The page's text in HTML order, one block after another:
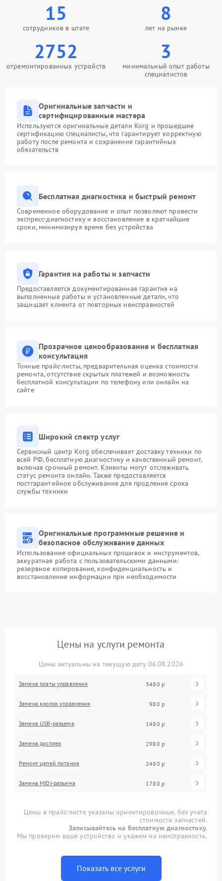
15
сотрудников в штате
8
лет на рынке
2752
отремонтированных устройств
3
минимальный опыт работы
специалистов
Оригинальные запчасти и
сертифицированные мастера
Используются оригинальные детали Korg и прошедшие
сертификацию специалисты, что гарантирует корректную
работу после ремонта и сохранение гарантийных
обязательств
Бесплатная диагностика и быстрый ремонт
Современное оборудование и опыт позволяют провести
экспресс-диагностику и восстановление в кратчайшие
сроки, минимизируя время без устройства
Гарантия на работы и запчасти
Предоставляется документированная гарантия на
выполненные работы и установленные детали, что
защищает клиента от повторных неисправностей
Прозрачное ценообразование и бесплатная
консультация
Точные прайс-листы, предварительная оценка стоимости
ремонта, отсутствие скрытых платежей и возможность
бесплатной консультации по телефону или онлайн на
сайте
Широкий спектр услуг
Сервисный центр Korg обеспечивает доставку техники по
всей РФ, бесплатную диагностику и качественный ремонт,
включая срочный ремонт. Клиенты могут отслеживать
статус ремонта онлайн. Также предоставляется
постгарантийное обслуживание для продления срока
службы техники
Оригинальные программные решение и
безопасное обслуживание данных
Использование официальных прошивок и инструментов,
аккуратная работа с пользовательскими данными:
резервное копирование, конфиденциальность и
восстановление информации при необходимости
Цены на услуги ремонта
Цены актуальны на текущую дату 06.08.2026
Замена платы управления 3480 р
Замена кнопок управления 980 р
Замена USB-разъема 1480 р
Замена дисплея 2980 р
Ремонт цепей питания 2480 р
Замена MIDI-разъема 1780 р
Цены в прайс-листе указаны ориентировочные, без учета
стоимости запчастей.
Записывайтесь на бесплатную диагностику.
Мы проверим ваше устройство и укажем на неисправность.
Показать все услуги